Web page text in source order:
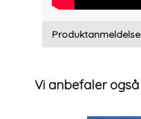
Vi anbefaler også